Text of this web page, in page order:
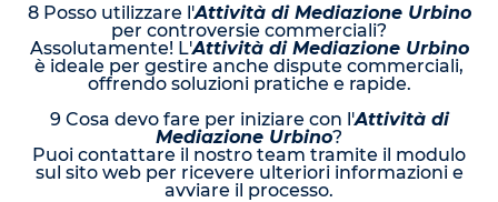
8 Posso utilizzare l'Attività di Mediazione Urbino
per controversie commerciali?
Assolutamente! L'Attività di Mediazione Urbino
è ideale per gestire anche dispute commerciali,
offrendo soluzioni pratiche e rapide.
9 Cosa devo fare per iniziare con l'Attività di
Mediazione Urbino?
Puoi contattare il nostro team tramite il modulo
sul sito web per ricevere ulteriori informazioni e
avviare il processo.